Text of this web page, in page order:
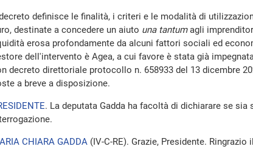
definisce le finalità, i criteri e le modalità di
destinate a concedere un aiuto una tantumagli
erosa profondamente da alcuni fattori sociali ed
dell'intervento è Agea, a cui favore è stata già
decreto direttoriale protocollo n. 658933 del 13 dicembre
a breve a disposizione.
. La deputata Gadda ha facoltà di dichiarare se
CHIARA GADDA (IV-C-RE). Grazie, Presidente.